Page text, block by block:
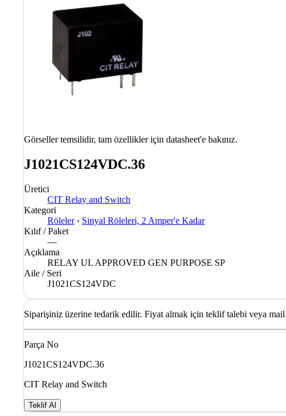
Görseller temsilidir, tam özellikler için datasheet'e bakınız.
J1021CS124VDC.36
Üretici
CIT Relay and Switch
Kategori
Röleler › Sinyal Röleleri, 2 Amper'e Kadar
Kılıf / Paket
—
Açıklama
RELAY UL APPROVED GEN PURPOSE SP
Aile / Seri
J1021CS124VDC
Siparişiniz üzerine tedarik edilir. Fiyat almak için teklif talebi veya
Parça No
J1021CS124VDC.36
CIT Relay and Switch
Teklif Al